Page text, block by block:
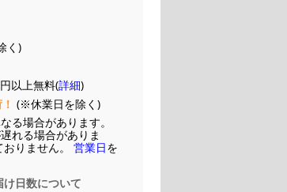
く)
以上無料(詳細)
(※休業日を除く)
る場合があります。
れる場合がありま
りません。 営業日を
け日数について